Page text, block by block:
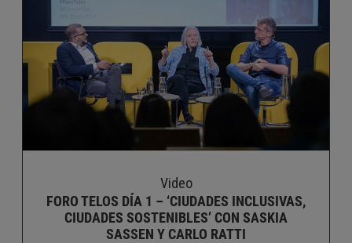
Video
FORO TELOS DÍA 1 – ‘CIUDADES INCLUSIVAS,
CIUDADES SOSTENIBLES’ CON SASKIA
SASSEN Y CARLO RATTI